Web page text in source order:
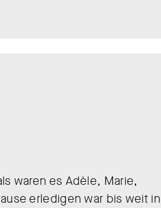
waren es Adèle, Marie,
erledigen war bis weit